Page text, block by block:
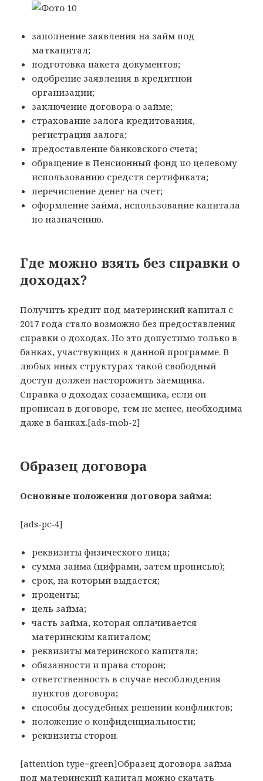
заполнение заявления на займ под
маткапитал;
подготовка пакета документов;
одобрение заявления в кредитной
организации;
заключение договора о займе;
страхование залога кредитования,
регистрация залога;
предоставление банковского счета;
обращение в Пенсионный фонд по целевому
использованию средств сертификата;
перечисление денег на счет;
оформление займа, использование капитала
по назначению.
Где можно взять без справки о
доходах?
Получить кредит под материнский капитал с
2017 года стало возможно без предоставления
справки о доходах. Но это допустимо только в
банках, участвующих в данной программе. В
любых иных структурах такой свободный
доступ должен насторожить заемщика.
Справка о доходах созаемщика, если он
прописан в договоре, тем не менее, необходима
даже в банках.[ads-mob-2]
Образец договора
Основные положения договора займа:
[ads-pc-4]
реквизиты физического лица;
сумма займа (цифрами, затем прописью);
срок, на который выдается;
проценты;
цель займа;
часть займа, которая оплачивается
материнским капиталом;
реквизиты материнского капитала;
обязанности и права сторон;
ответственность в случае несоблюдения
пунктов договора;
способы досудебных решений конфликтов;
положение о конфиденциальности;
реквизиты сторон.
[attention type=green]Образец договора займа
под материнский капитал можно скачать